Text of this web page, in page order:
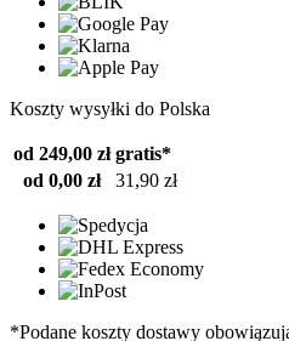
Koszty wysyłki do Polska
od 249,00 zł gratis*
od 0,00 zł
31,90 zł
*Podane koszty dostawy